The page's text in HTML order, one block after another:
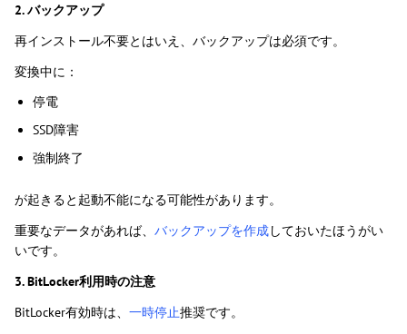
2. バックアップ
再インストール不要とはいえ、バックアップは必須です。
変換中に：
停電
SSD障害
強制終了
が起きると起動不能になる可能性があります。
重要なデータがあれば、 バックアップを作成しておいたほうがい
いです。
3. BitLocker利用時の注意
BitLocker有効時は、 一時停止推奨です。